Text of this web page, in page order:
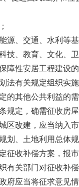
、交通、水利等基
、教育、文化、卫
性安居工程建设
有关规定组织实施
其他公共利益的
规定，确需征收房
区改建，应当纳入
、土地利用总体规
征收补偿方案，报
关部门对征收补偿
府应当将征求意见